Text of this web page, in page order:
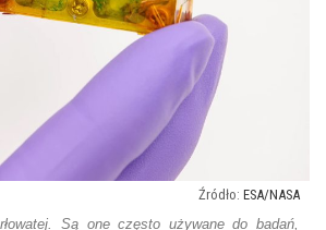
ESA/NASA
Są one często używane do badań,